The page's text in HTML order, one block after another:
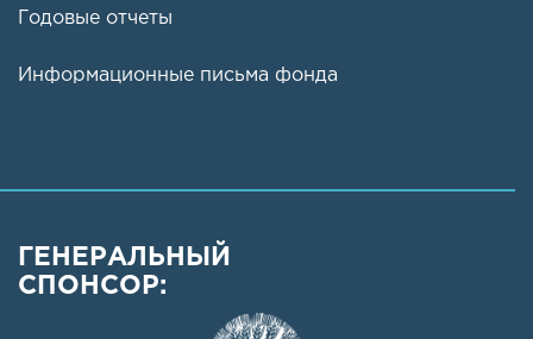
Годовые отчеты
Информационные письма фонда
ГЕНЕРАЛЬНЫЙ
СПОНСОР: